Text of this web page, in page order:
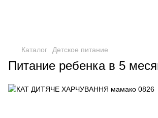
Каталог Детское питание
Питание ребенка в 5